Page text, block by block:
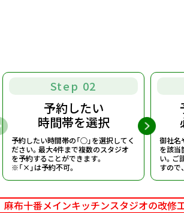
Step 02
予約したい
時間帯を選択
予約したい時間帯の「○」を選択してく
ださい。 最大4件まで複数のスタジオ
を予約することができます。
※「×」は予約不可。
御社名
を該当
い。 ご
すので
麻布十番メインキッチンスタジオの改修